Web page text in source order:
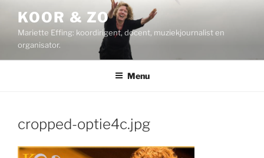
inhoud
KOOR & ZO
Mariette Effing: koordirigent, docent, muziekjournalist en
organisator.
Menu
cropped-optie4c.jpg